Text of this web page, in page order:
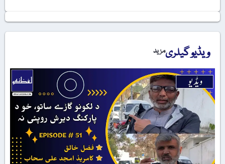
ویڈیو گیلریمزید